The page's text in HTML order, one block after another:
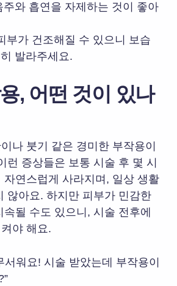
주와 흡연을 자제하는 것이 좋아
부가 건조해질 수 있으니 보습
발라주세요.
, 어떤 것이 있나
나 붓기 같은 경미한 부작용이
런 증상들은 보통 시술 후 몇 시
자연스럽게 사라지며, 일상 생활
않아요. 하지만 피부가 민감한
될 수도 있으니, 시술 전후에
야 해요.
서워요! 시술 받았는데 부작용이